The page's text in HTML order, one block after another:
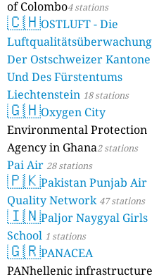
of Colombo4 stations
🇨🇭OSTLUFT - Die
Luftqualitätsüberwachung
Der Ostschweizer Kantone
Und Des Fürstentums
Liechtenstein 18 stations
🇬🇭Oxygen City
Environmental Protection
Agency in Ghana2 stations
Pai Air 28 stations
🇵🇰Pakistan Punjab Air
Quality Network 47 stations
🇮🇳Paljor Naygyal Girls
School 1 stations
🇬🇷PANACEA
PANhellenic infrastructure